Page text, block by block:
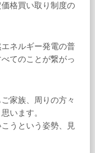
格買い取り制度の
ネルギー発電の普
てのことが繋がっ
家族、周りの方々
います。
うという姿勢、見